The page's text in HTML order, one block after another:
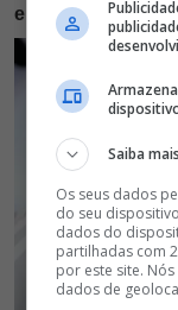
Saiba mais
Os seus dados
do seu
dados do
partilhadas com
por este site.
dados de